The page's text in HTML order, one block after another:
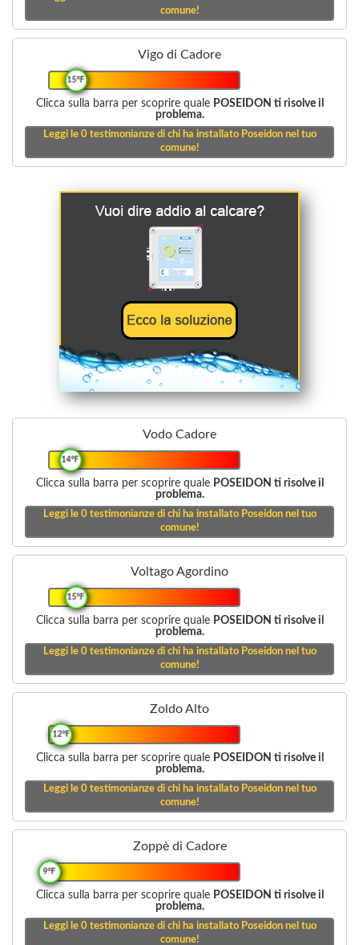
comune!
Vigo di Cadore
15°F
Clicca sulla barra per scoprire quale POSEIDON ti risolve il
problema.
Leggi le 0testimonianze di chi ha installato Poseidon nel tuo
comune!
Vodo Cadore
14°F
Clicca sulla barra per scoprire quale POSEIDON ti risolve il
problema.
Leggi le 0testimonianze di chi ha installato Poseidon nel tuo
comune!
Voltago Agordino
15°F
Clicca sulla barra per scoprire quale POSEIDON ti risolve il
problema.
Leggi le 0testimonianze di chi ha installato Poseidon nel tuo
comune!
Zoldo Alto
12°F
Clicca sulla barra per scoprire quale POSEIDON ti risolve il
problema.
Leggi le 0testimonianze di chi ha installato Poseidon nel tuo
comune!
Zoppè di Cadore
9°F
Clicca sulla barra per scoprire quale POSEIDON ti risolve il
problema.
Leggi le 0testimonianze di chi ha installato Poseidon nel tuo
comune!